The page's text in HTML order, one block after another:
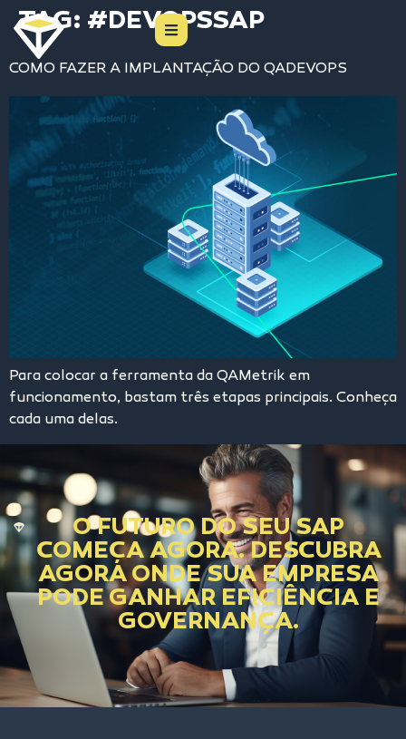
TAG: #DEVOPSSAP
COMO FAZER A IMPLANTAÇÃO DO QADEVOPS
Para colocar a ferramenta da QAMetrik em
funcionamento, bastam três etapas principais. Conheça
cada uma delas.
O FUTURO DO SEU SAP
COMEÇA AGORA. DESCUBRA
AGORA ONDE SUA EMPRESA
PODE GANHAR EFICIÊNCIA E
GOVERNANÇA.